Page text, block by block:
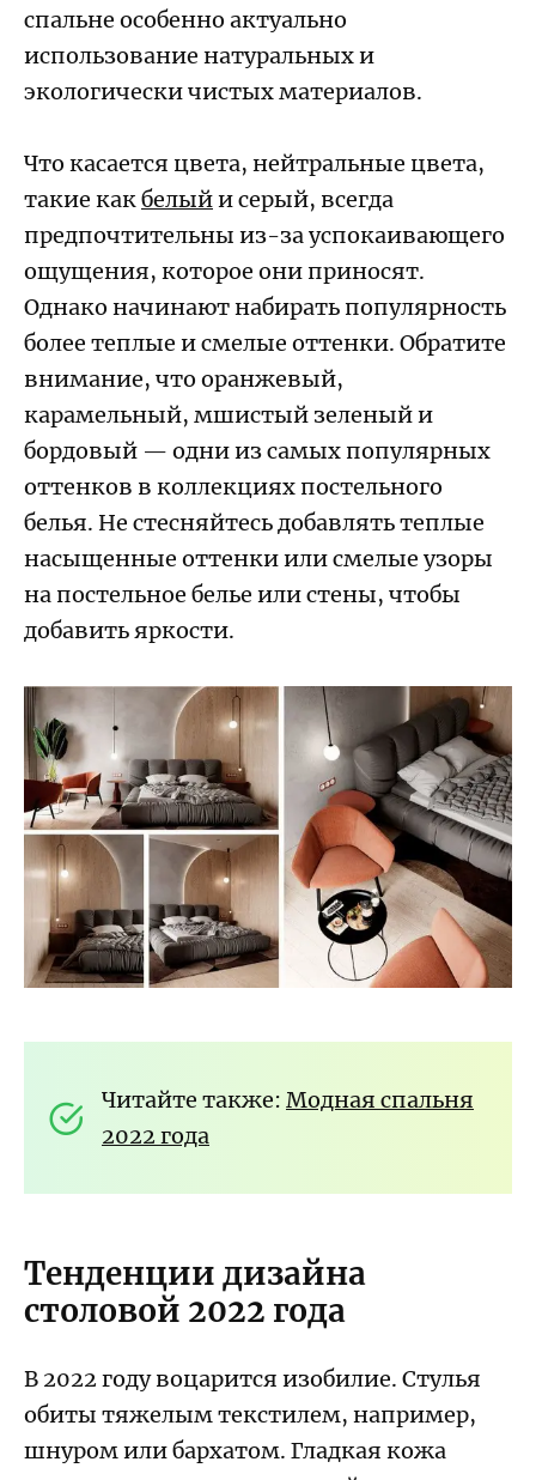
спальне особенно актуально
использование натуральных и
экологически чистых материалов.
Что касается цвета, нейтральные цвета,
такие какбелыйи серый, всегда
предпочтительны из-за успокаивающего
ощущения, которое они приносят.
Однако начинают набирать популярность
более теплые и смелые оттенки. Обратите
внимание, что оранжевый,
карамельный, мшистый зеленый и
бордовый — одни из самых популярных
оттенков в коллекциях постельного
белья. Не стесняйтесь добавлять теплые
насыщенные оттенки или смелые узоры
на постельное белье или стены, чтобы
добавить яркости.
Читайте также: Модная спальня
2022 года
Тенденции дизайна
столовой 2022 года
В 2022 году воцарится изобилие. Стулья
обиты тяжелым текстилем, например,
шнуром или бархатом. Гладкая кожа